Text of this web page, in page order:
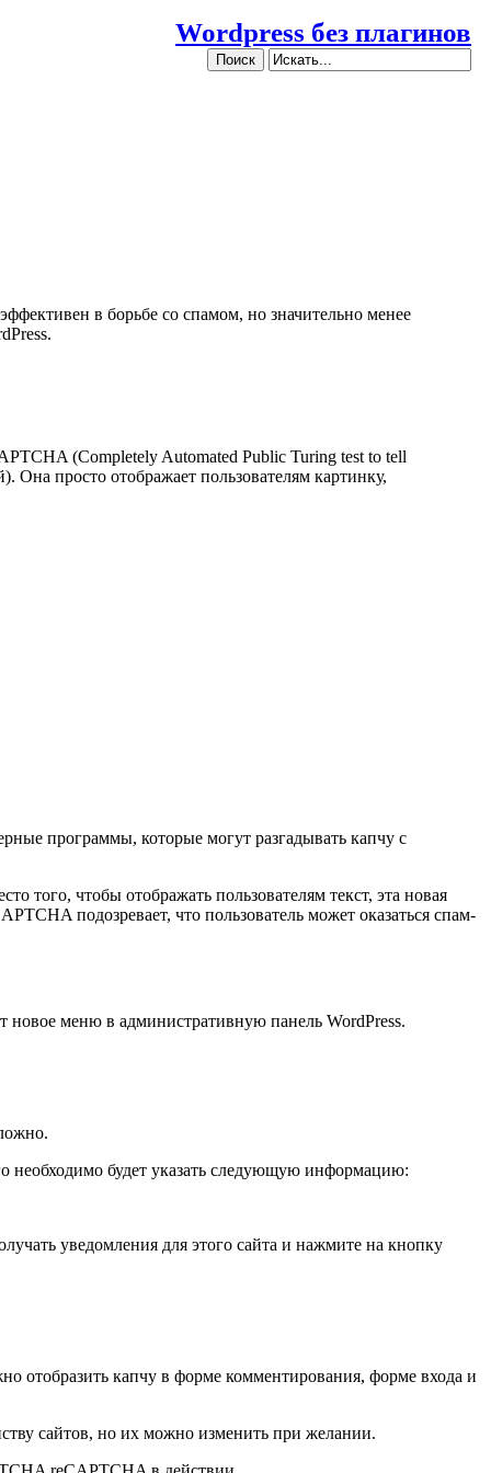
Wordpress без плагинов
в борьбе со спамом, но значительно менее
(Completely Automated Public Turing test to tell
просто отображает пользователям картинку,
программы, которые могут разгадывать капчу с
чтобы отображать пользователям текст, эта новая
подозревает, что пользователь может оказаться спам-
новое меню в административную панель WordPress.
необходимо будет указать следующую информацию:
уведомления для этого сайта и нажмите на кнопку
капчу в форме комментирования, форме входа и
сайтов, но их можно изменить при желании.